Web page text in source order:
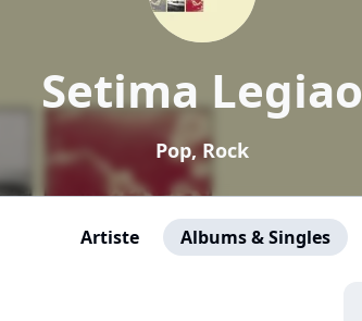
Setima Legiao
Pop, Rock
Artiste Albums & Singles